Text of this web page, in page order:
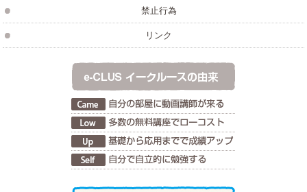
ロマニョン人 人類の誕生・進化を学習しよう！
【中３】まずは共通因数がないかチェック！そ
の後に公式が使えないか考えてみよう！！
2019.06.06 【中１】被子植物と裸子植物を合わせて種子植
物！光合成と呼吸は対照実験に注意しよう！！
2019.06.05【中３】現在完了形「完了」「経験」の疑問文
とその答え方を学習しよう！
2019.06.04【中２】鉄や銅と硫黄の反応を確認！酸素との
禁止行為
リンク